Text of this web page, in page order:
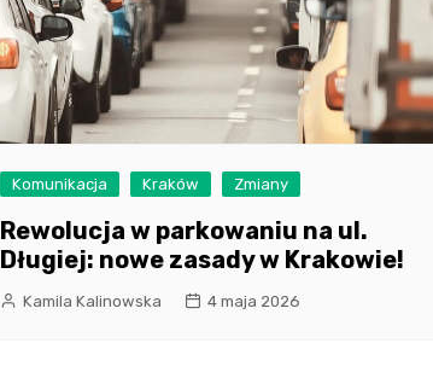
Komunikacja Kraków Zmiany
Rewolucja w parkowaniu na ul.
Długiej: nowe zasady w Krakowie!
Kamila Kalinowska 4 maja 2026